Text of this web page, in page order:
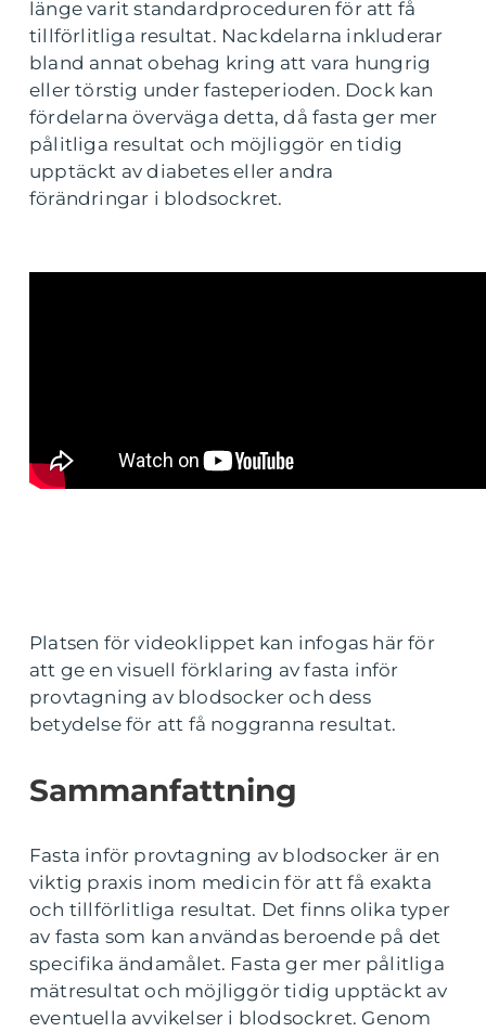
länge varit standardproceduren för att få
tillförlitliga resultat. Nackdelarna inkluderar
bland annat obehag kring att vara hungrig
eller törstig under fasteperioden. Dock kan
fördelarna överväga detta, då fasta ger mer
pålitliga resultat och möjliggör en tidig
upptäckt av diabetes eller andra
förändringar i blodsockret.
Platsen för videoklippet kan infogas här för
att ge en visuell förklaring av fasta inför
provtagning av blodsocker och dess
betydelse för att få noggranna resultat.
Sammanfattning
Fasta inför provtagning av blodsocker är en
viktig praxis inom medicin för att få exakta
och tillförlitliga resultat. Det finns olika typer
av fasta som kan användas beroende på det
specifika ändamålet. Fasta ger mer pålitliga
mätresultat och möjliggör tidig upptäckt av
eventuella avvikelser i blodsockret. Genom